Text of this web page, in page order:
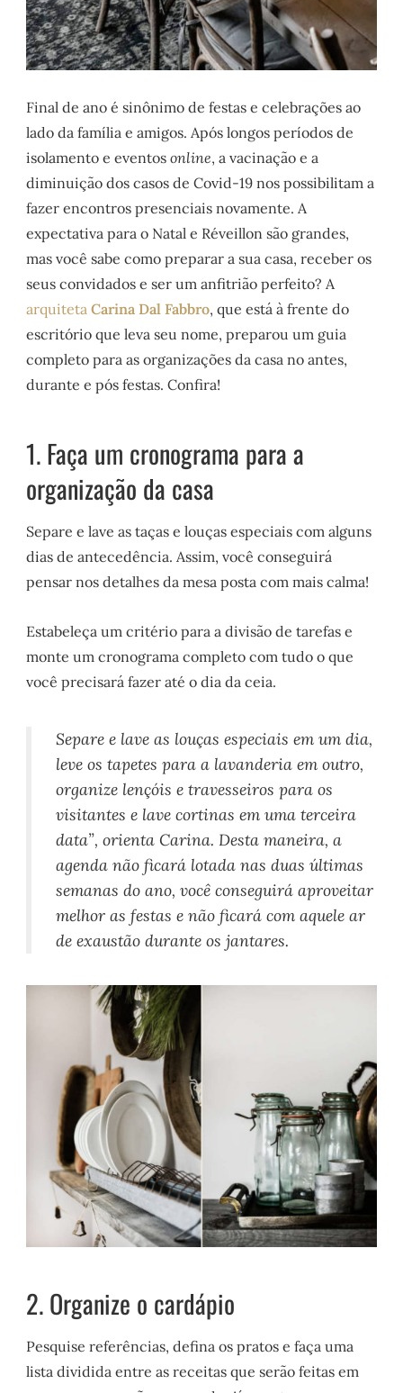
Final de ano é sinônimo de festas e celebrações ao
lado da família e amigos. Após longos períodos de
isolamento e eventosonline, a vacinação e a
diminuição dos casos de Covid-19 nos possibilitam a
fazer encontros presenciais novamente. A
expectativa para o Natal e Réveillon são grandes,
mas você sabe como preparar a sua casa, receber os
seus convidados e ser um anfitrião perfeito? A
arquitetaCarina Dal Fabbro, que está à frente do
escritório que leva seu nome, preparou um guia
completo para as organizações da casa no antes,
durante e pós festas. Confira!
1. Faça um cronograma para a
organização da casa
Separe e lave as taças e louças especiais com alguns
dias de antecedência. Assim, você conseguirá
pensar nos detalhes da mesa posta com mais calma!
Estabeleça um critério para a divisão de tarefas e
monte um cronograma completo com tudo o que
você precisará fazer até o dia da ceia.
Separe e lave as louças especiais em um dia,
leve os tapetes para a lavanderia em outro,
organize lençóis e travesseiros para os
visitantes e lave cortinas em uma terceira
data”, orienta Carina. Desta maneira, a
agenda não ficará lotada nas duas últimas
semanas do ano, você conseguirá aproveitar
melhor as festas e não ficará com aquele ar
de exaustão durante os jantares.
2. Organize o cardápio
Pesquise referências, defina os pratos e faça uma
lista dividida entre as receitas que serão feitas em